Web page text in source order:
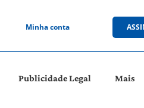
Minha conta
Publicidade Legal Mais